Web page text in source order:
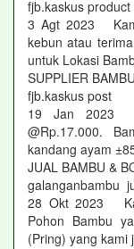
fjb.kaskus
3 Agt 2023
kebun atau
untuk Lokasi
SUPPLIER
fjb.kaskus post
19 Jan 2023
@Rp.17.000.
kandang ayam
JUAL BAMBU &
galanganbambu
28 Okt 2023
Pohon Bambu
(Pring) yang kami